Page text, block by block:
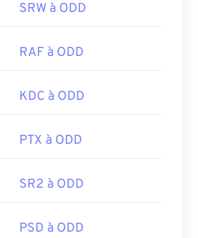
SRW à ODD
RAF à ODD
KDC à ODD
PTX à ODD
SR2 à ODD
PSD à ODD